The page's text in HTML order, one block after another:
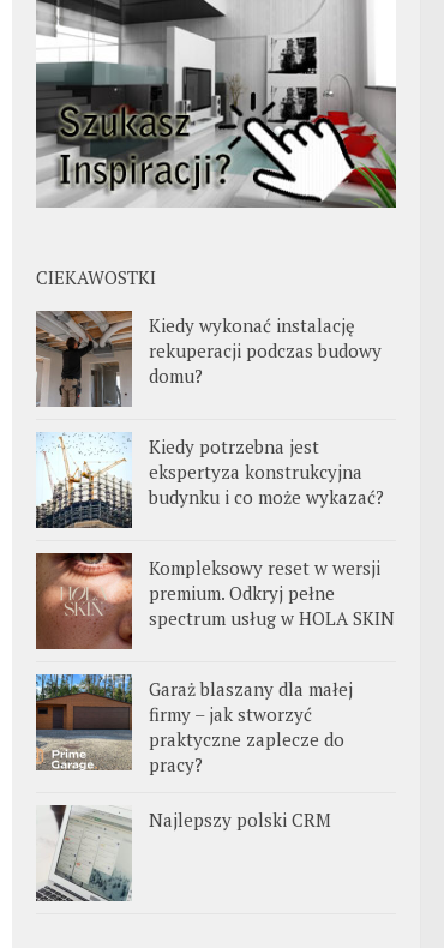
CIEKAWOSTKI
Kiedy wykonać instalację
rekuperacji podczas budowy
domu?
Kiedy potrzebna jest
ekspertyza konstrukcyjna
budynku i co może wykazać?
Kompleksowy reset w wersji
premium. Odkryj pełne
spectrum usług w HOLA SKIN
Garaż blaszany dla małej
firmy – jak stworzyć
praktyczne zaplecze do
pracy?
Najlepszy polski CRM